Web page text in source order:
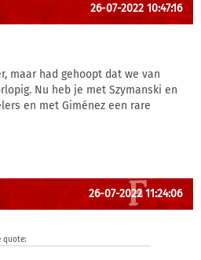
26-07-2022 10:47:16
maar had gehoopt dat we van
Nu heb je met Szymanski en
en met Giménez een rare
26-07-2022 11:24:06
quote: